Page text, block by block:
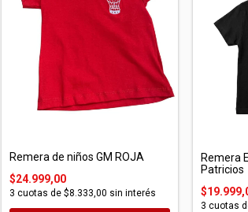
Remera de niños GM ROJA
$24.999,00
3 cuotas de $8.333,00 sin interés
Remera
Patricios
3 cuotas